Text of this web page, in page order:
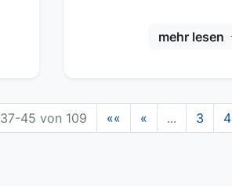
mehr lesen
37-45 von 109 «« « ... 3 4